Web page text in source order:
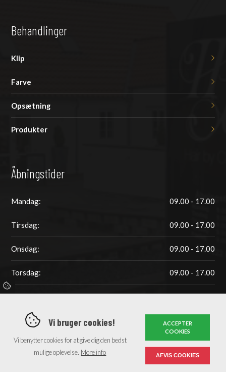
Behandlinger
Klip
Farve
Opsætning
Produkter
Åbningstider
Mandag: 09.00 - 17.00
Tirsdag: 09.00 - 17.00
Onsdag: 09.00 - 17.00
Torsdag: 09.00 - 17.00
Fredag: 09.00 - 15.00
Weekend: Vi bruger cookies!
Vi benytter cookies for at give dig den bedst
mulige oplevelse. More info
ACCEPTER
COOKIES
AFVIS COOKIES